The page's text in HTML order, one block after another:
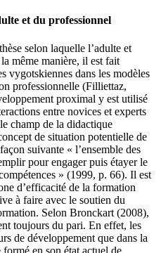
et du professionnel
selon laquelle l’adulte et
même manière, il est fait
vygotskiennes dans les modèles
professionnelle (Filliettaz,
proximal y est utilisé
entre novices et experts
champ de la didactique
de situation potentielle de
suivante « l’ensemble des
pour engager puis étayer le
» (1999, p. 66). Il est
d’efficacité de la formation
à faire avec le soutien du
Selon Bronckart (2008),
toujours du pari. En effet, les
de développement que dans la
en son état actuel de